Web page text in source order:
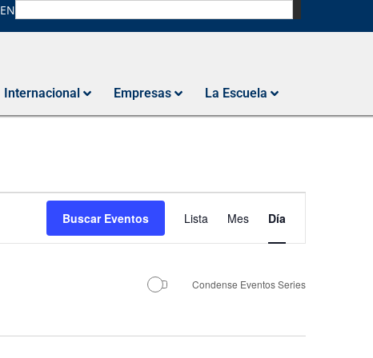
EN
Internacional Empresas La Escuela
Buscar Eventos
de
de
Lista Mes Día
Condense Eventos Series